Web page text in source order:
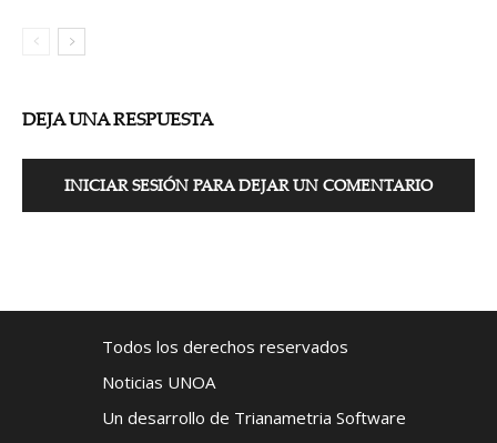
DEJA UNA RESPUESTA
INICIAR SESIÓN PARA DEJAR UN COMENTARIO
Todos los derechos reservados
Noticias UNOA
Un desarrollo de Trianametria Software